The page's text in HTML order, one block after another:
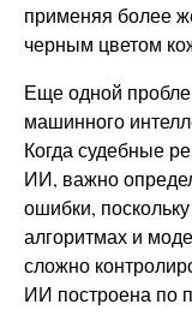
применяя более
черным цветом
Еще одной
машинного
Когда судебные
ИИ, важно
ошибки,
алгоритмах и
сложно
ИИ построена по